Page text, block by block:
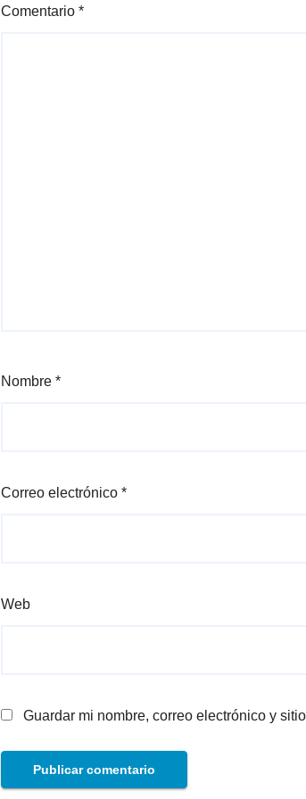
Comentario *
Nombre *
Correo electrónico *
Web
Guardar mi nombre, correo electrónico y